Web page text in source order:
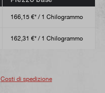
166,15 €* / 1 Chilogrammo
162,31 €* / 1 Chilogrammo
Costi di spedizione